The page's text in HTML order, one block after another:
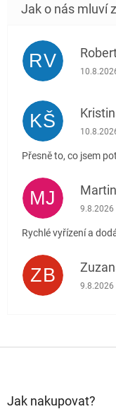
RV
KŠ
Přesně to, co jsem
MJ 9.8.2026
Rychlé vyřízení a
ZB 9.8.2026
Jak nakupovat?